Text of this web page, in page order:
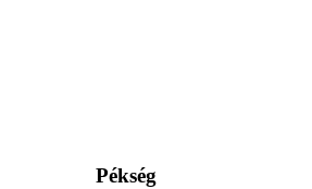
Pékség